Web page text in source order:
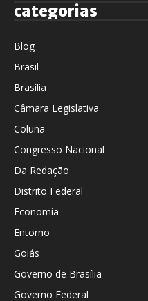
categorias
Blog
Brasil
Brasília
Câmara Legislativa
Coluna
Congresso Nacional
Da Redação
Distrito Federal
Economia
Entorno
Goiás
Governo de Brasília
Governo Federal